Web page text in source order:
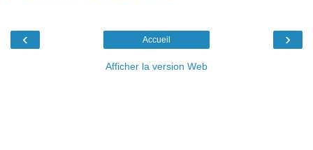
‹ ›
Accueil
Afficher la version Web